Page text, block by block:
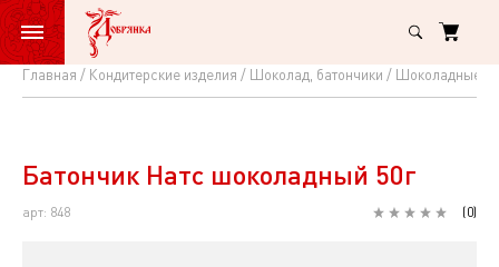
Главная Кондитерские изделия Шоколад, батончики Шоколадные
Батончик
шоколадный
50г
Батончик Натс шоколадный 50г
арт: 848 (0)